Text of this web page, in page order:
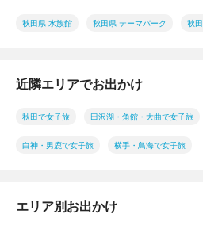
秋田県 水族館 秋田県 テーマパーク 秋
近隣エリアでお出かけ
秋田で女子旅 田沢湖・角館・大曲で女子旅
白神・男鹿で女子旅 横手・鳥海で女子旅
エリア別お出かけ